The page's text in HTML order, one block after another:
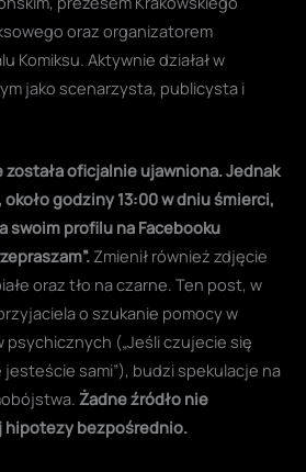
oraz organizatorem
Komiksu. Aktywnie działał w
jako scenarzysta, publicysta i
oficjalnie ujawniona. Jednak
godziny 13:00 w dniu śmierci,
swoim profilu na Facebooku
Zmienił również zdjęcie
oraz tło na czarne. Ten post, w
o szukanie pomocy w
psychicznych („Jeśli czujecie się
jesteście sami”), budzi spekulacje na
Żadne źródło nie
hipotezy bezpośrednio.